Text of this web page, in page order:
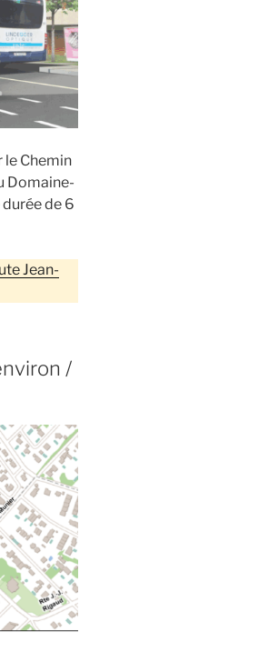
le Chemin
Domaine-
de 6
Jean-
/